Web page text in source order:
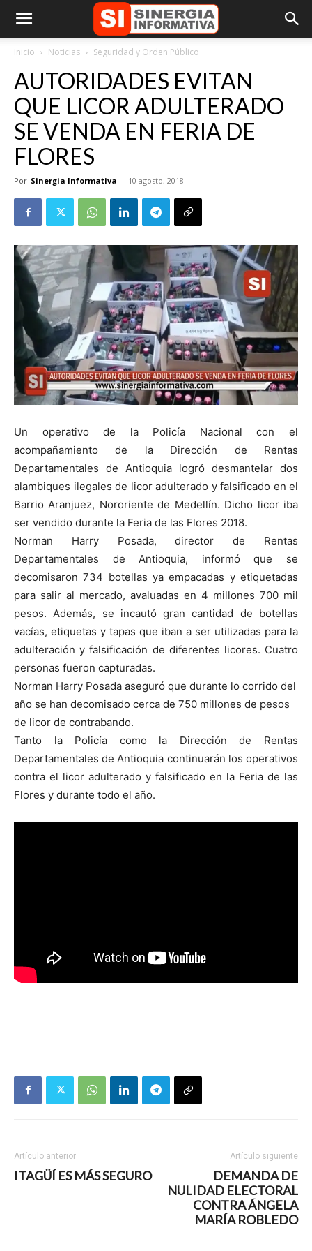
Inicio Noticias Seguridad y Orden Público
AUTORIDADES EVITAN
QUE LICOR ADULTERADO
SE VENDA EN FERIA DE
FLORES
Por Sinergia Informativa - 10 agosto, 2018
Un operativo de la Policía Nacional con el
acompañamiento de la Dirección de Rentas
Departamentales de Antioquia logró desmantelar dos
alambiques ilegales de licor adulterado y falsificado en el
Barrio Aranjuez, Nororiente de Medellín. Dicho licor iba
ser vendido durante la Feria de las Flores 2018.
Norman Harry Posada, director de Rentas
Departamentales de Antioquia, informó que se
decomisaron 734 botellas ya empacadas y etiquetadas
para salir al mercado, avaluadas en 4 millones 700 mil
pesos. Además, se incautó gran cantidad de botellas
vacías, etiquetas y tapas que iban a ser utilizadas para la
adulteración y falsificación de diferentes licores. Cuatro
personas fueron capturadas.
Norman Harry Posada aseguró que durante lo corrido del
año se han decomisado cerca de 750 millones de pesos
de licor de contrabando.
Tanto la Policía como la Dirección de Rentas
Departamentales de Antioquia continuarán los operativos
contra el licor adulterado y falsificado en la Feria de las
Flores y durante todo el año.
Artículo anterior
ITAGÜÍ ES MÁS SEGURO
Artículo siguiente
DEMANDA DE
NULIDAD ELECTORAL
CONTRA ÁNGELA
MARÍA ROBLEDO